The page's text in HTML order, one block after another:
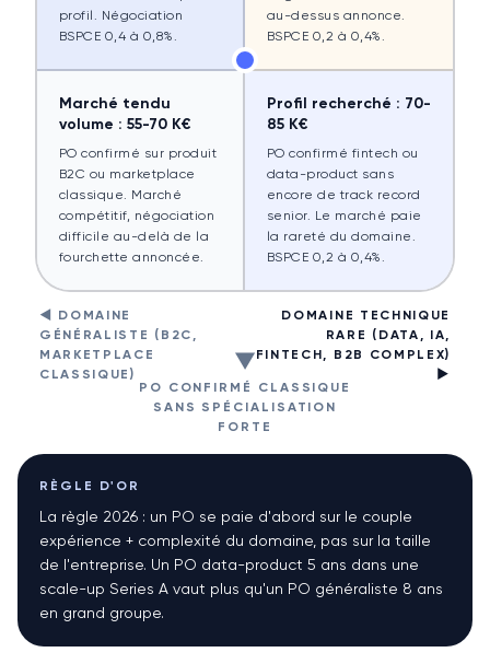
▼
PO CONFIRMÉ CLASSIQUE
SANS SPÉCIALISATION
FORTE
profil. Négociation
BSPCE 0,4 à 0,8%.
au-dessus annonce.
BSPCE 0,2 à 0,4%.
Marché tendu
volume : 55-70 K€
PO confirmé sur produit
B2C ou marketplace
classique. Marché
compétitif, négociation
difficile au-delà de la
fourchette annoncée.
Profil recherché : 70-
85 K€
PO confirmé fintech ou
data-product sans
encore de track record
senior. Le marché paie
la rareté du domaine.
BSPCE 0,2 à 0,4%.
◀ DOMAINE
GÉNÉRALISTE (B2C,
MARKETPLACE
CLASSIQUE)
DOMAINE TECHNIQUE
RARE (DATA, IA,
FINTECH, B2B COMPLEX)
▶
RÈGLE D'OR
La règle 2026 : un PO se paie d'abord sur le couple
expérience + complexité du domaine, pas sur la taille
de l'entreprise. Un PO data-product 5 ans dans une
scale-up Series A vaut plus qu'un PO généraliste 8 ans
en grand groupe.